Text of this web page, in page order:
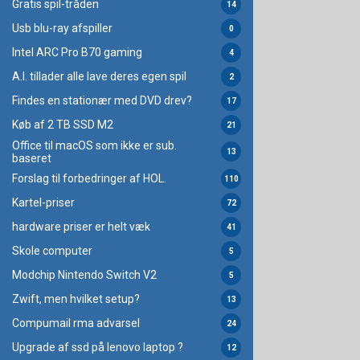
Gratis spil-tråden 14
Usb blu-ray afspiller 0
Intel ARC Pro B70 gaming 4
A.I. tillader alle lave deres egen spil 2
Findes en stationær med DVD drev? 17
Køb af 2 TB SSD M2 21
Office til macOS som ikke er sub.
baseret
13
Forslag til forbedringer af HOL. 110
Kartel-priser 72
hardware priser er helt væk 41
Skole computer 5
Modchip Nintendo Switch V2 5
Zwift, men hvilket setup? 13
Compumail rma advarsel 24
Upgrade af ssd på lenovo laptop ? 12